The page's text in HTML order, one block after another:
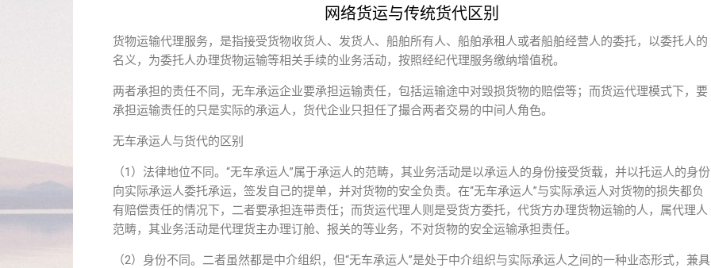
网络货运与传统货代区别
货物运输代理服务，是指接受货物收货人、发货人、船舶所有人、船舶承租人或者船舶经营人的委托，以委托人的
名义，为委托人办理货物运输等相关手续的业务活动，按照经纪代理服务缴纳增值税。
两者承担的责任不同，无车承运企业要承担运输责任，包括运输途中对毁损货物的赔偿等；而货运代理模式下，要
承担运输责任的只是实际的承运人，货代企业只担任了撮合两者交易的中间人角色。
无车承运人与货代的区别
（1）法律地位不同。“无车承运人”属于承运人的范畴，其业务活动是以承运人的身份接受货载，并以托运人的身份
向实际承运人委托承运，签发自己的提单，并对货物的安全负责。在“无车承运人”与实际承运人对货物的损失都负
有赔偿责任的情况下，二者要承担连带责任；而货运代理人则是受货方委托，代货方办理货物运输的人，属代理人
范畴，其业务活动是代理货主办理订舱、报关的等业务，不对货物的安全运输承担责任。
（2）身份不同。二者虽然都是中介组织，但“无车承运人”是处于中介组织与实际承运人之间的一种业态形式，兼具